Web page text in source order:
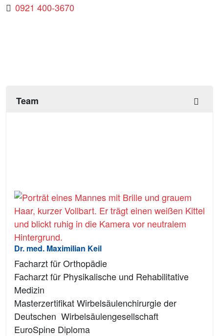
0921 400-3670
Team
Dr. med. Maximilian Keil
Facharzt für Orthopädie
Facharzt für Physikalische und Rehabilitative
Medizin
Masterzertifikat Wirbelsäulenchirurgie der
Deutschen Wirbelsäulengesellschaft
EuroSpine Diploma